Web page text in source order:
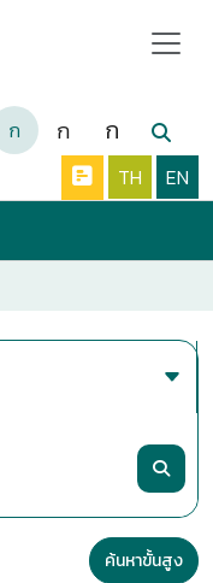
ก ก ก
TH EN
ค้นหาขั้นสูง